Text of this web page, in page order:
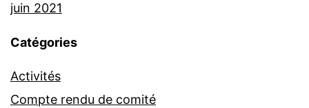
juin 2021
Catégories
Activités
Compte rendu de comité